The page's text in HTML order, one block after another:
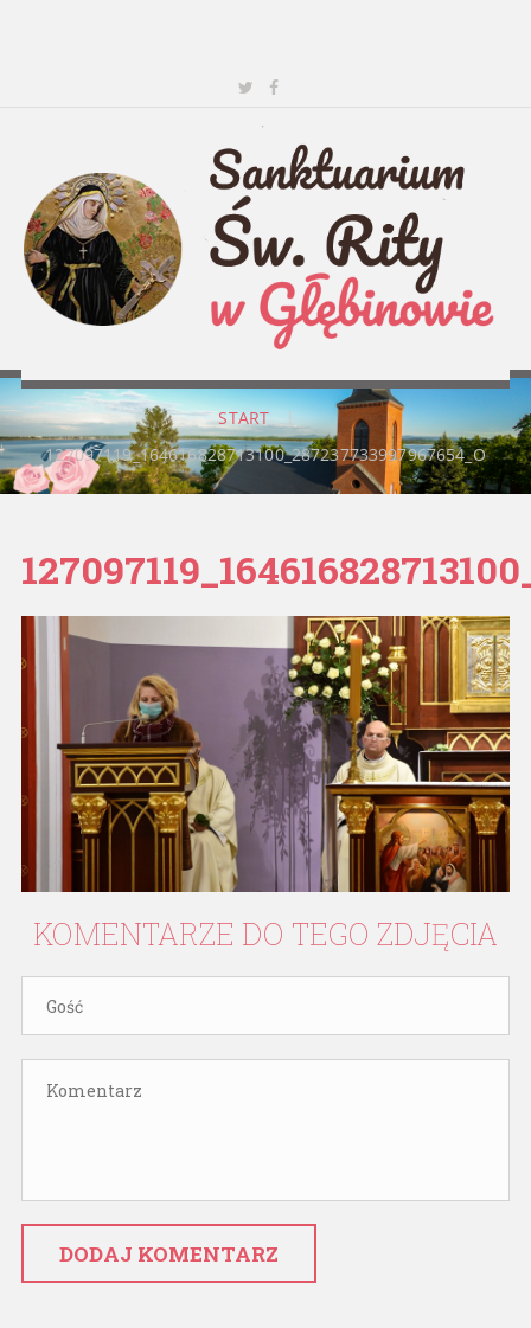
START |
127097119_164616828713100_287237733997967654_O
KOMENTARZE DO TEGO ZDJĘCIA
DODAJ KOMENTARZ